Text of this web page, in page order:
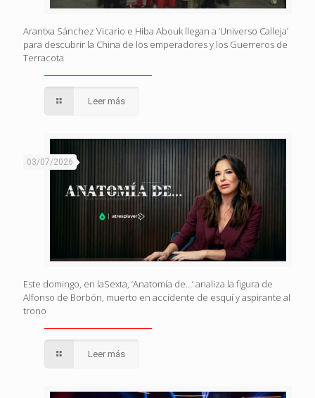
Arantxa Sánchez Vicario e Hiba Abouk llegan a ‘Universo Calleja’
para descubrir la China de los emperadores y los Guerreros de
Terracota
Leer más
03/07/2026
Este domingo, en laSexta, ‘Anatomía de…’ analiza la figura de
Alfonso de Borbón, muerto en accidente de esquí y aspirante al
trono
Leer más